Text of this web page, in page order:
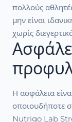
πολλούς
μην είναι
χωρίς
Η ασφάλεια
οποιουδήποτε
Nutrigo Lab